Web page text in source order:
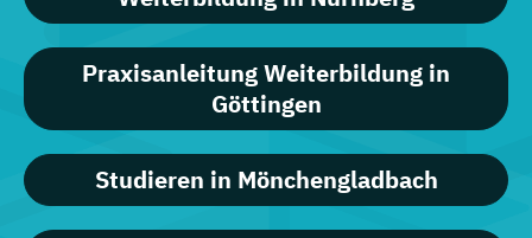
Praxisanleitung Weiterbildung in
Göttingen
Studieren in Mönchengladbach